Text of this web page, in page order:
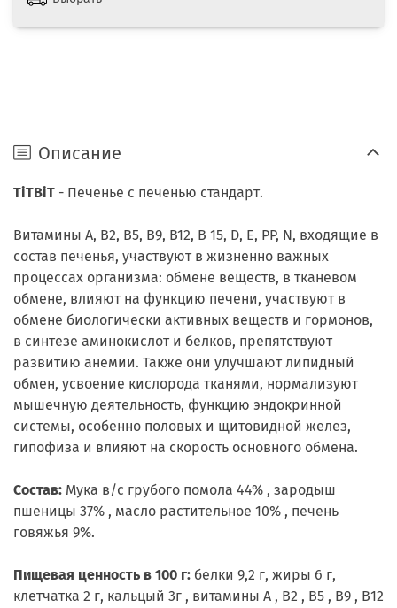
Описание
TiTBiT - Печенье с печенью стандарт.
Витамины A, B2, B5, B9, B12, B 15, D, E, PP, N, входящие в
состав печенья, участвуют в жизненно важных
процессах организма: обмене веществ, в тканевом
обмене, влияют на функцию печени, участвуют в
обмене биологически активных веществ и гормонов,
в синтезе аминокислот и белков, препятствуют
развитию анемии. Также они улучшают липидный
обмен, усвоение кислорода тканями, нормализуют
мышечную деятельность, функцию эндокринной
системы, особенно половых и щитовидной желез,
гипофиза и влияют на скорость основного обмена.
Состав: Мука в/с грубого помола 44% , зародыш
пшеницы 37% , масло растительное 10% , печень
говяжья 9%.
Пищевая ценность в 100 г: белки 9,2 г, жиры 6 г,
клетчатка 2 г, кальцый 3г , витамины А , В2 , В5 , В9 , В12